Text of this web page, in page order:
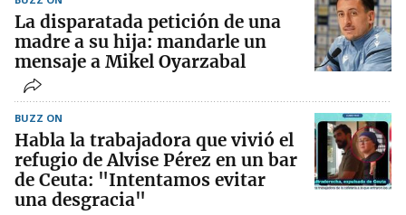
La disparatada petición de una
madre a su hija: mandarle un
mensaje a Mikel Oyarzabal
BUZZ ON
Habla la trabajadora que vivió el
refugio de Alvise Pérez en un bar
de Ceuta: "Intentamos evitar
una desgracia"